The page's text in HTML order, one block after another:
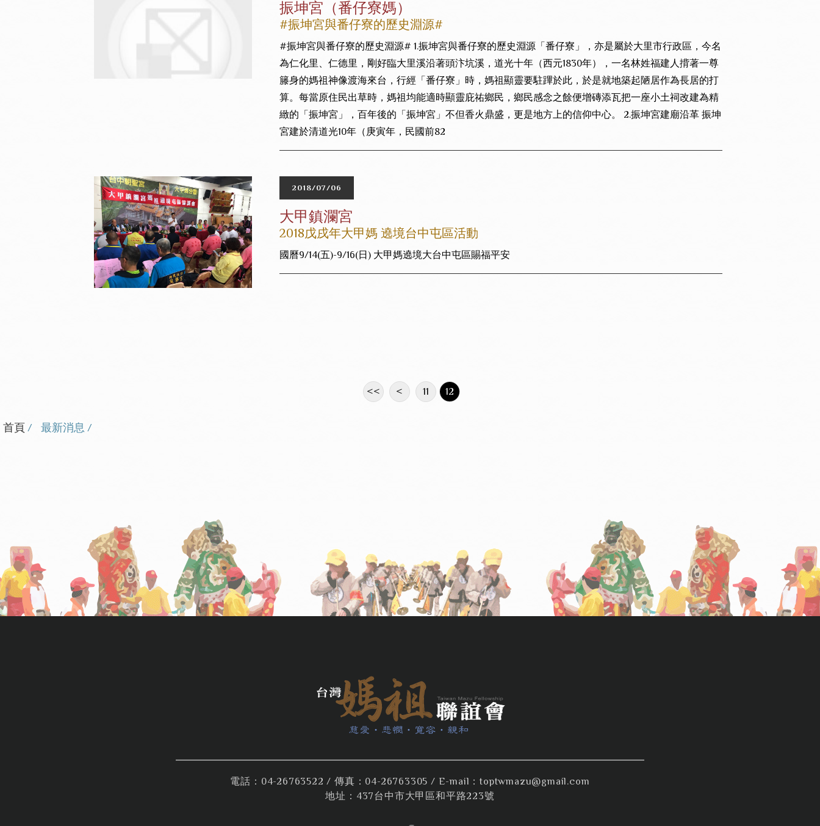
振坤宮（番仔寮媽）
#振坤宮與番仔寮的歷史淵源#
#振坤宮與番仔寮的歷史淵源# 1.振坤宮與番仔寮的歷史淵源「番仔寮」，亦是屬於大里市行政區，今名
為仁化里、仁德里，剛好臨大里溪沿著頭汴坑溪，道光十年（西元1830年），一名林姓福建人揹著一尊
籐身的媽祖神像渡海來台，行經「番仔寮」時，媽祖顯靈要駐蹕於此，於是就地築起陋居作為長居的打
算。每當原住民出草時，媽祖均能適時顯靈庇祐鄉民，鄉民感念之餘便增磚添瓦把一座小土祠改建為精
緻的「振坤宮」，百年後的「振坤宮」不但香火鼎盛，更是地方上的信仰中心。 2.振坤宮建廟沿革 振坤
宮建於清道光10年（庚寅年，民國前82
2018/07/06
大甲鎮瀾宮
2018戊戌年大甲媽 遶境台中屯區活動
國曆9/14(五)-9/16(日) 大甲媽遶境大台中屯區賜福平安
<< < 11 12
首頁 最新消息
電話：04-26763522 / 傳真：04-26763305 / E-mail：toptwmazu@gmail.com
地址：437台中市大甲區和平路223號